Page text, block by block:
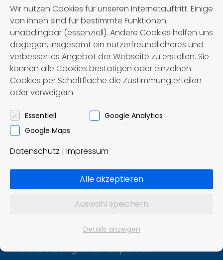
Först Reisen Termin #1052
Termin #1052
Först – Reisen OHG
Omnibusbetrieb und Reisebüro
Ziddelrasen 8
99830 Treffurt
Tel.: 036923 / 8 02 91
info@foerst-reisen.de
Impuls Werbeagentur, Hannover
www.werbeagentur-impuls.de
Wir nutzen Cookies für unseren Internetauftritt. Einige
von ihnen sind für bestimmte Funktionen
unabdingbar (essenziell). Andere Cookies helfen uns
dagegen, insgesamt ein nutzerfreundlicheres und
verbessertes Angebot der Webseite zu erstellen. Sie
können alle Cookies bestätigen oder einzelnen
Cookies per Schaltfläche die Zustimmung erteilen
oder verweigern.
Essentiell
Google Analytics
Google Maps
Datenschutz | Impressum
Alle akzeptieren
Auswahl speichern
Details anzeigen